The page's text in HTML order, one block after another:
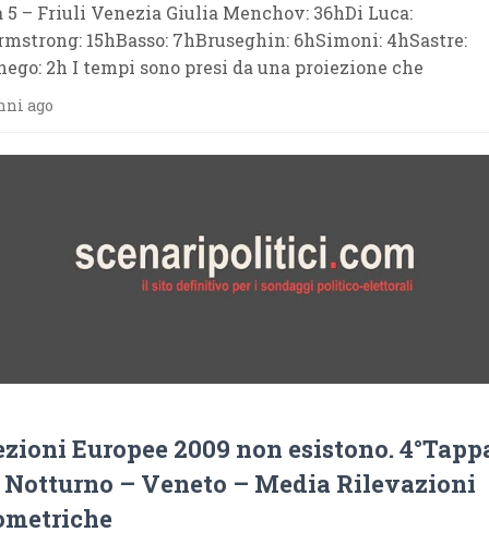
5 – Friuli Venezia Giulia Menchov: 36hDi Luca:
15hBasso: 7hBruseghin: 6hSimoni: 4hSastre:
2h I tempi sono presi da una proiezione che
ago
Europee 2009 non esistono.
– Veneto – Media Rilevazioni